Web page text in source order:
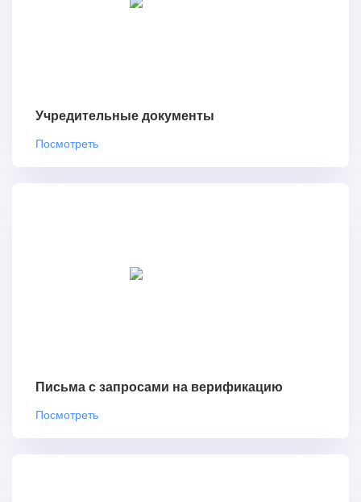
Учредительные документы
Посмотреть
Письма с запросами на верификацию
Посмотреть